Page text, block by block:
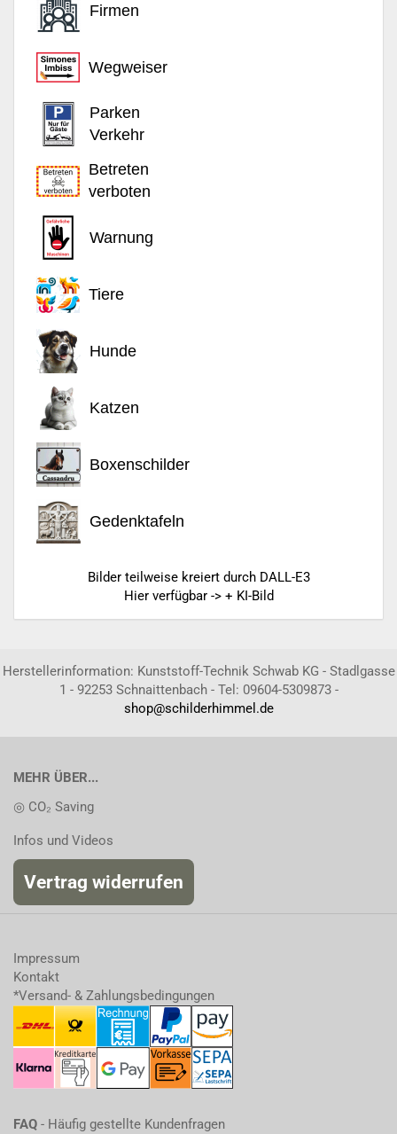
Firmen
Wegweiser
Parken
Verkehr
Betreten
verboten
Warnung
Tiere
Hunde
Katzen
Boxenschilder
Gedenktafeln
Bilder teilweise kreiert durch DALL-E3
Hier verfügbar -> + KI-Bild
Herstellerinformation: Kunststoff-Technik Schwab KG - Stadlgasse
1 - 92253 Schnaittenbach - Tel: 09604-5309873 -
shop@schilderhimmel.de
MEHR ÜBER...
◎ CO₂ Saving
Infos und Videos
Vertrag widerrufen
Impressum
Kontakt
*Versand- & Zahlungsbedingungen
FAQ - Häufig gestellte Kundenfragen